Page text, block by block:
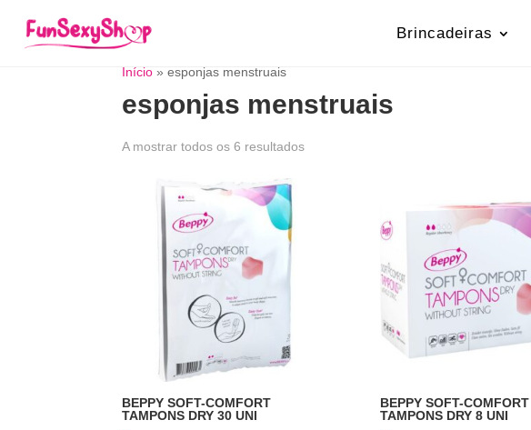
Brincadeiras
Início »esponjas menstruais
esponjas menstruais
A mostrar todos os 6 resultados
BEPPY SOFT-COMFORT
TAMPONS DRY 30 UNI
BEPPY SOFT-COMFORT
TAMPONS DRY 8 UNI